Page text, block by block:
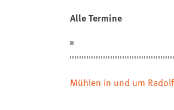
Alle Termine
Mühlen in und um